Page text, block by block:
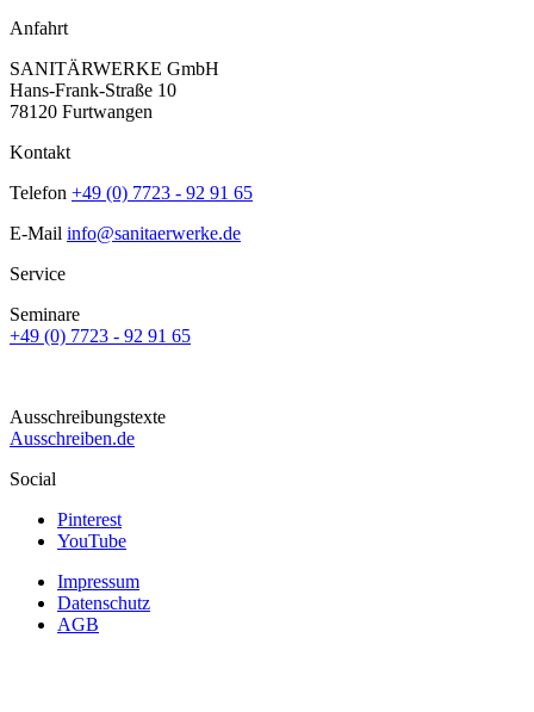
Anfahrt
SANITÄRWERKE GmbH
Hans-Frank-Straße 10
78120 Furtwangen
Kontakt
Telefon +49 (0) 7723 - 92 91 65
E-Mail info@sanitaerwerke.de
Service
Seminare
+49 (0) 7723 - 92 91 65
Ausschreibungstexte
Ausschreiben.de
Social
Pinterest
YouTube
Impressum
Datenschutz
AGB